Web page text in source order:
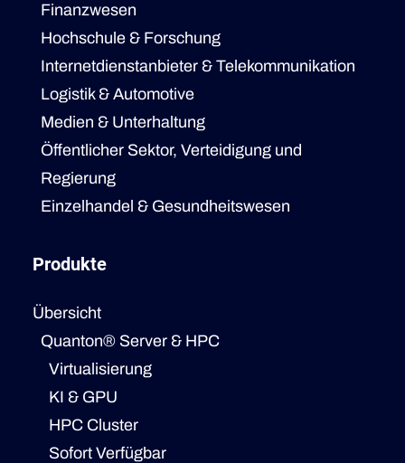
Finanzwesen
Hochschule & Forschung
Internetdienstanbieter & Telekommunikation
Logistik & Automotive
Medien & Unterhaltung
Öffentlicher Sektor, Verteidigung und
Regierung
Einzelhandel & Gesundheitswesen
Produkte
Übersicht
Quanton® Server & HPC
Virtualisierung
KI & GPU
HPC Cluster
Sofort Verfügbar